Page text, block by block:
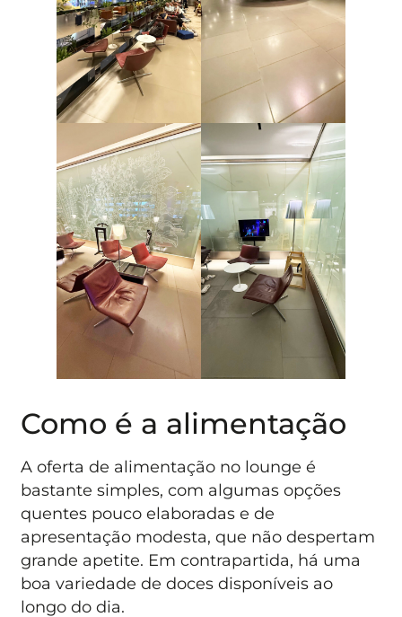
Como é a alimentação
A oferta de alimentação no lounge é
bastante simples, com algumas opções
quentes pouco elaboradas e de
apresentação modesta, que não despertam
grande apetite. Em contrapartida, há uma
boa variedade de doces disponíveis ao
longo do dia.